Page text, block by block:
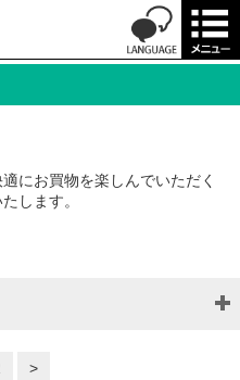
にお買物を楽しんでいただく
します。
>